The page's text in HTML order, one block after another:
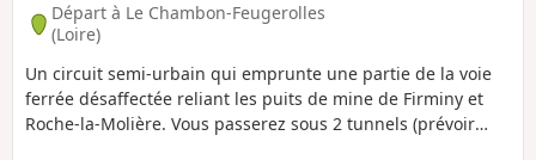
Départ à Le Chambon-Feugerolles
(Loire)
Un circuit semi-urbain qui emprunte une partie de la voie
ferrée désaffectée reliant les puits de mine de Firminy et
Roche-la-Molière. Vous passerez sous 2 tunnels (prévoir